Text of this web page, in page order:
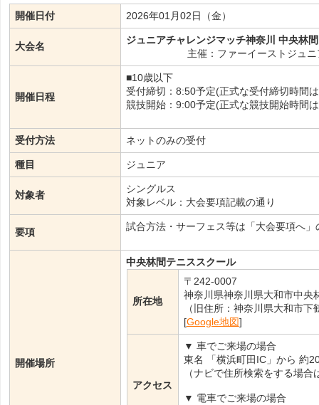
開催日付 2026年01月02日（金）
大会名
ジュニアチャレンジマッチ神奈川 中央林
主催：ファーイーストジュ
開催日程
■10歳以下
受付締切：8:50予定(正式な受付締切時間
競技開始：9:00予定(正式な競技開始時間
受付方法 ネットのみの受付
種目 ジュニア
対象者
シングルス
対象レベル：大会要項記載の通り
要項 試合方法・サーフェス等は「大会要項へ
開催場所
中央林間テニススクール
所在地
〒242-0007
神奈川県神奈川県大和市中央
（旧住所：神奈川県大和市下
[Google地図]
アクセス
▼ 車でご来場の場合
東名 「横浜町田IC」から 約
（ナビで住所検索をする場
▼ 電車でご来場の場合